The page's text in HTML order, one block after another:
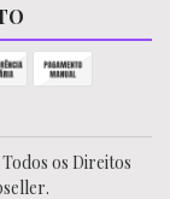
os Direitos
.